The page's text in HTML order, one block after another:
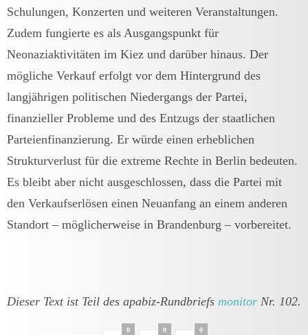
Schulungen, Konzerten und weiteren Veranstaltungen.
Zudem fungierte es als Ausgangspunkt für
Neonaziaktivitäten im Kiez und darüber hinaus. Der
mögliche Verkauf erfolgt vor dem Hintergrund des
langjährigen politischen Niedergangs der Partei,
finanzieller Probleme und des Entzugs der staatlichen
Parteienfinanzierung. Er würde einen erheblichen
Strukturverlust für die extreme Rechte in Berlin bedeuten.
Es bleibt aber nicht ausgeschlossen, dass die Partei mit
den Verkaufserlösen einen Neuanfang an einem anderen
Standort – möglicherweise in Brandenburg – vorbereitet.
Dieser Text ist Teil des apabiz-Rundbriefs monitor Nr. 102.
0 0 0